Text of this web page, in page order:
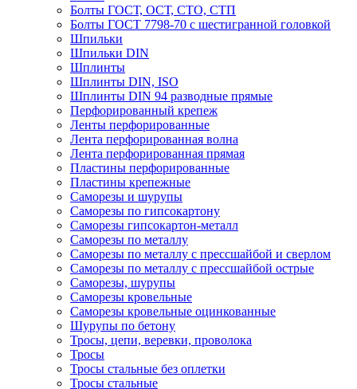
Болты ГОСТ, ОСТ, СТО, СТП
Болты ГОСТ 7798-70 с шестигранной головкой
Шпильки
Шпильки DIN
Шплинты
Шплинты DIN, ISO
Шплинты DIN 94 разводные прямые
Перфорированный крепеж
Ленты перфорированные
Лента перфорированная волна
Лента перфорированная прямая
Пластины перфорированные
Пластины крепежные
Саморезы и шурупы
Саморезы по гипсокартону
Саморезы гипсокартон-металл
Саморезы по металлу
Саморезы по металлу с прессшайбой и сверлом
Саморезы по металлу с прессшайбой острые
Саморезы, шурупы
Саморезы кровельные
Саморезы кровельные оцинкованные
Шурупы по бетону
Тросы, цепи, веревки, проволока
Тросы
Тросы стальные без оплетки
Тросы стальные